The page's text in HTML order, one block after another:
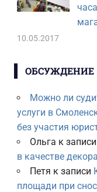
10.05.2017
ОБСУЖДЕНИЕ
Можно ли
услуги в
без участия
Ольга к записи
в качестве
Петя к записи
площади при